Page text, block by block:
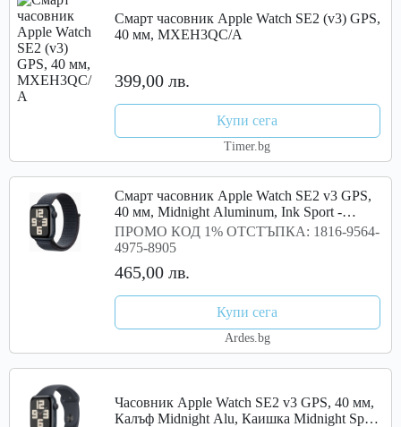
Смарт часовник Apple Watch SE2 (v3) GPS,
40 мм, MXEH3QC/A
399,00 лв.
Купи сега
Timer.bg
Смарт часовник Apple Watch SE2 v3 GPS,
40 мм, Midnight Aluminum, Ink Sport -
MXEA3QC/A
ПРОМО КОД 1% ОТСТЪПКА: 1816-9564-
4975-8905
465,00 лв.
Купи сега
Ardes.bg
Часовник Apple Watch SE2 v3 GPS, 40 мм,
Калъф Midnight Alu, Каишка Midnight Sport,